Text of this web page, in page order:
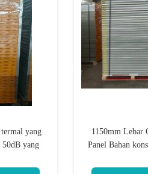
yang
50dB yang
1150mm Lebar
Panel Bahan